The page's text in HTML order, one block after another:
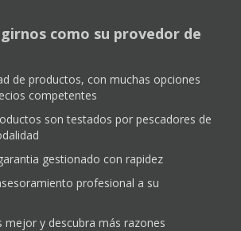
como su provedor de
de productos, con muchas opciones
competentes
son testados por pescadores de
gestionado con rapidez
profesional a su
mejor y descubra más razones